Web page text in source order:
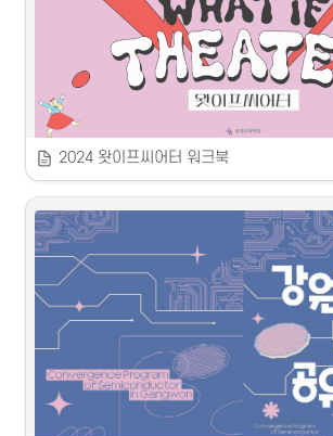
춘천시 도시재생지원센터 / 어랍쇼컴퍼
주민이 바라본, 그리고 오고가는 사람들의 시선
춘천에서 가장 작은 동네 조운동은 원도심 중심에
공존하는 지역입니다.
프로그램에는 8명의 조운동 주민과 8명의 춘천 시민
각자만의 조운동을 표현할 수 있도록 사진촬영과 글
고,
이렇게 16명의 시선으로 바라본 조운동의 모습을 사
분께 선보입니다.
각자가 담은 조운동은 어떻게 다르고, 또 같을까요?
살고 있는 동네 조운동, 오고가는 동네 조운동이 조
가까워질 수 있는 시간이 되기를 기대합니다.
2024 왓이프씨어터 워크북
2024
춘천문화재단 / 슷카이슷튜디오
무대기술과 AI 같은 기술과의 협력으로 미래를
2024 춘천문화재단 기술 입은 문화예술교육 프
주차별 활동을 지원하고 학습 내용을 기록할 수
제작했습니다.
2024 왓이프씨어터 워크북